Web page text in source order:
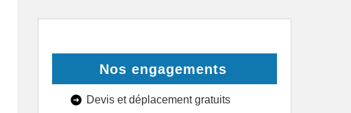
Nos engagements
Devis et déplacement gratuits